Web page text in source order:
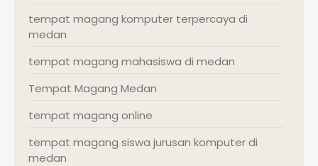
tempat magang komputer terpercaya di
medan
tempat magang mahasiswa di medan
Tempat Magang Medan
tempat magang online
tempat magang siswa jurusan komputer di
medan